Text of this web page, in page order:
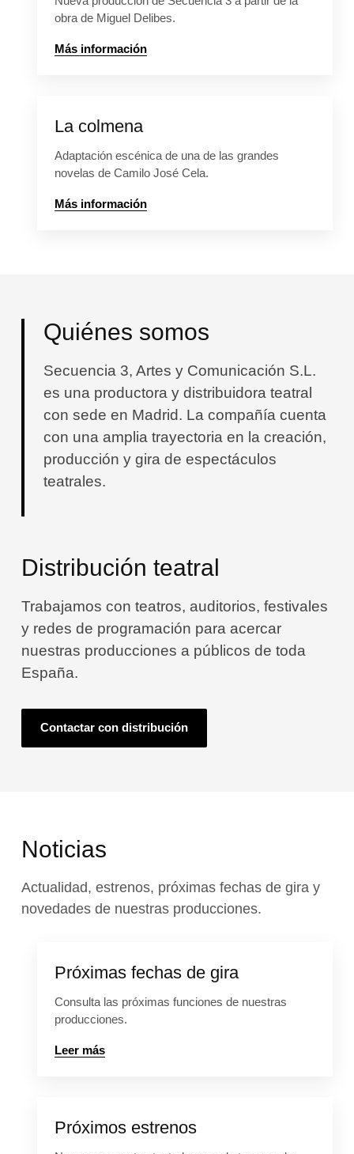
obra de Miguel Delibes.
Más información
La colmena
Adaptación escénica de una de las grandes
novelas de Camilo José Cela.
Más información
Quiénes somos
Secuencia 3, Artes y Comunicación S.L.
es una productora y distribuidora teatral
con sede en Madrid. La compañía cuenta
con una amplia trayectoria en la creación,
producción y gira de espectáculos
teatrales.
Distribución teatral
Trabajamos con teatros, auditorios, festivales
y redes de programación para acercar
nuestras producciones a públicos de toda
España.
Contactar con distribución
Noticias
Actualidad, estrenos, próximas fechas de gira y
novedades de nuestras producciones.
Próximas fechas de gira
Consulta las próximas funciones de nuestras
producciones.
Leer más
Próximos estrenos